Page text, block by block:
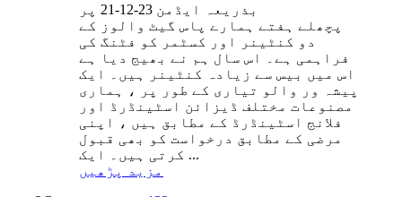
بذریعہ ایڈمن 23-12-21 پر
پچھلے ہفتے ہمارے پاس گیٹ والوز کے
دو کنٹینر اور کسٹمر کو فٹنگ کی
فراہمی ہے۔ اس سال ہم نے بھیج دیا ہے
اس میں بیس سے زیادہ کنٹینر ہیں۔ ایک
پیشہ ور والو تیاری کے طور پر ، ہماری
مصنوعات مختلف ڈیزائن اسٹینڈرڈ اور
فلانج اسٹینڈرڈ کے مطابق ہیں ، اپنی
مرضی کے مطابق درخواست کو بھی قبول
کرتی ہیں۔ ایک ...
مزید پڑھیں